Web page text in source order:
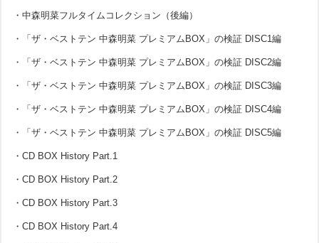
・中森明菜フルタイムコレクション（後編）
・「ザ・ベストテン 中森明菜 プレミアムBOX」の検証 DISC1編
・「ザ・ベストテン 中森明菜 プレミアムBOX」の検証 DISC2編
・「ザ・ベストテン 中森明菜 プレミアムBOX」の検証 DISC3編
・「ザ・ベストテン 中森明菜 プレミアムBOX」の検証 DISC4編
・「ザ・ベストテン 中森明菜 プレミアムBOX」の検証 DISC5編
・CD BOX History Part.1
・CD BOX History Part.2
・CD BOX History Part.3
・CD BOX History Part.4